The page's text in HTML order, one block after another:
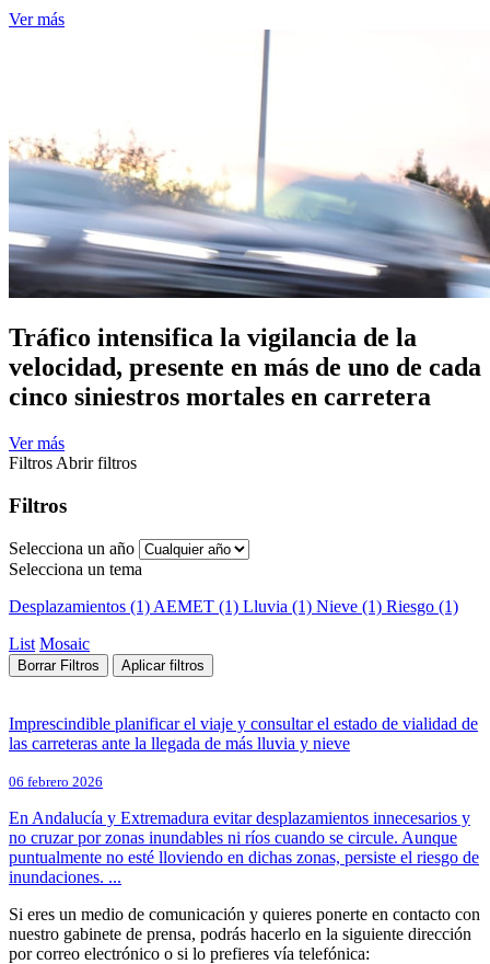
Ver más
Tráfico intensifica la vigilancia de la
velocidad, presente en más de uno de cada
cinco siniestros mortales en carretera
Ver más
Filtros Abrir filtros
Filtros
Selecciona un año
Selecciona un tema
Desplazamientos (1) AEMET (1) Lluvia (1) Nieve (1) Riesgo (1)
List Mosaic
Borrar Filtros Aplicar filtros
Imprescindible planificar el viaje y consultar el estado de vialidad de
las carreteras ante la llegada de más lluvia y nieve
06 febrero 2026
En Andalucía y Extremadura evitar desplazamientos innecesarios y
no cruzar por zonas inundables ni ríos cuando se circule. Aunque
puntualmente no esté lloviendo en dichas zonas, persiste el riesgo de
inundaciones. ...
Si eres un medio de comunicación y quieres ponerte en contacto con
nuestro gabinete de prensa, podrás hacerlo en la siguiente dirección
por correo electrónico o si lo prefieres vía telefónica: